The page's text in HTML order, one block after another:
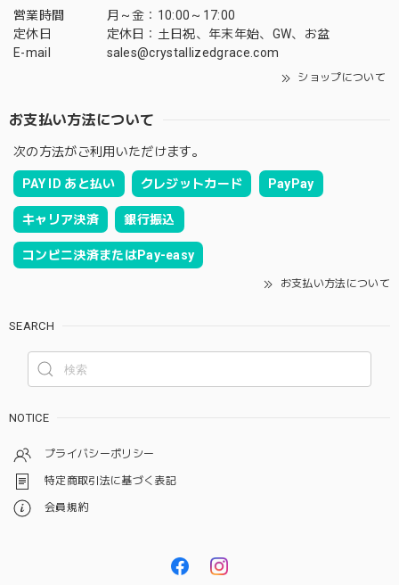
営業時間
月～金：10:00～17:00
定休日
定休日：土日祝、年末年始、GW、お盆
E-mail
sales@crystallizedgrace.com
ショップについて
お支払い方法について
次の方法がご利用いただけます。
PAY ID あと払い クレジットカード PayPay
キャリア決済 銀行振込
コンビニ決済またはPay-easy
お支払い方法について
SEARCH
NOTICE
プライバシーポリシー
特定商取引法に基づく表記
会員規約